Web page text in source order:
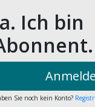
Ich bin
Sie noch kein Konto?